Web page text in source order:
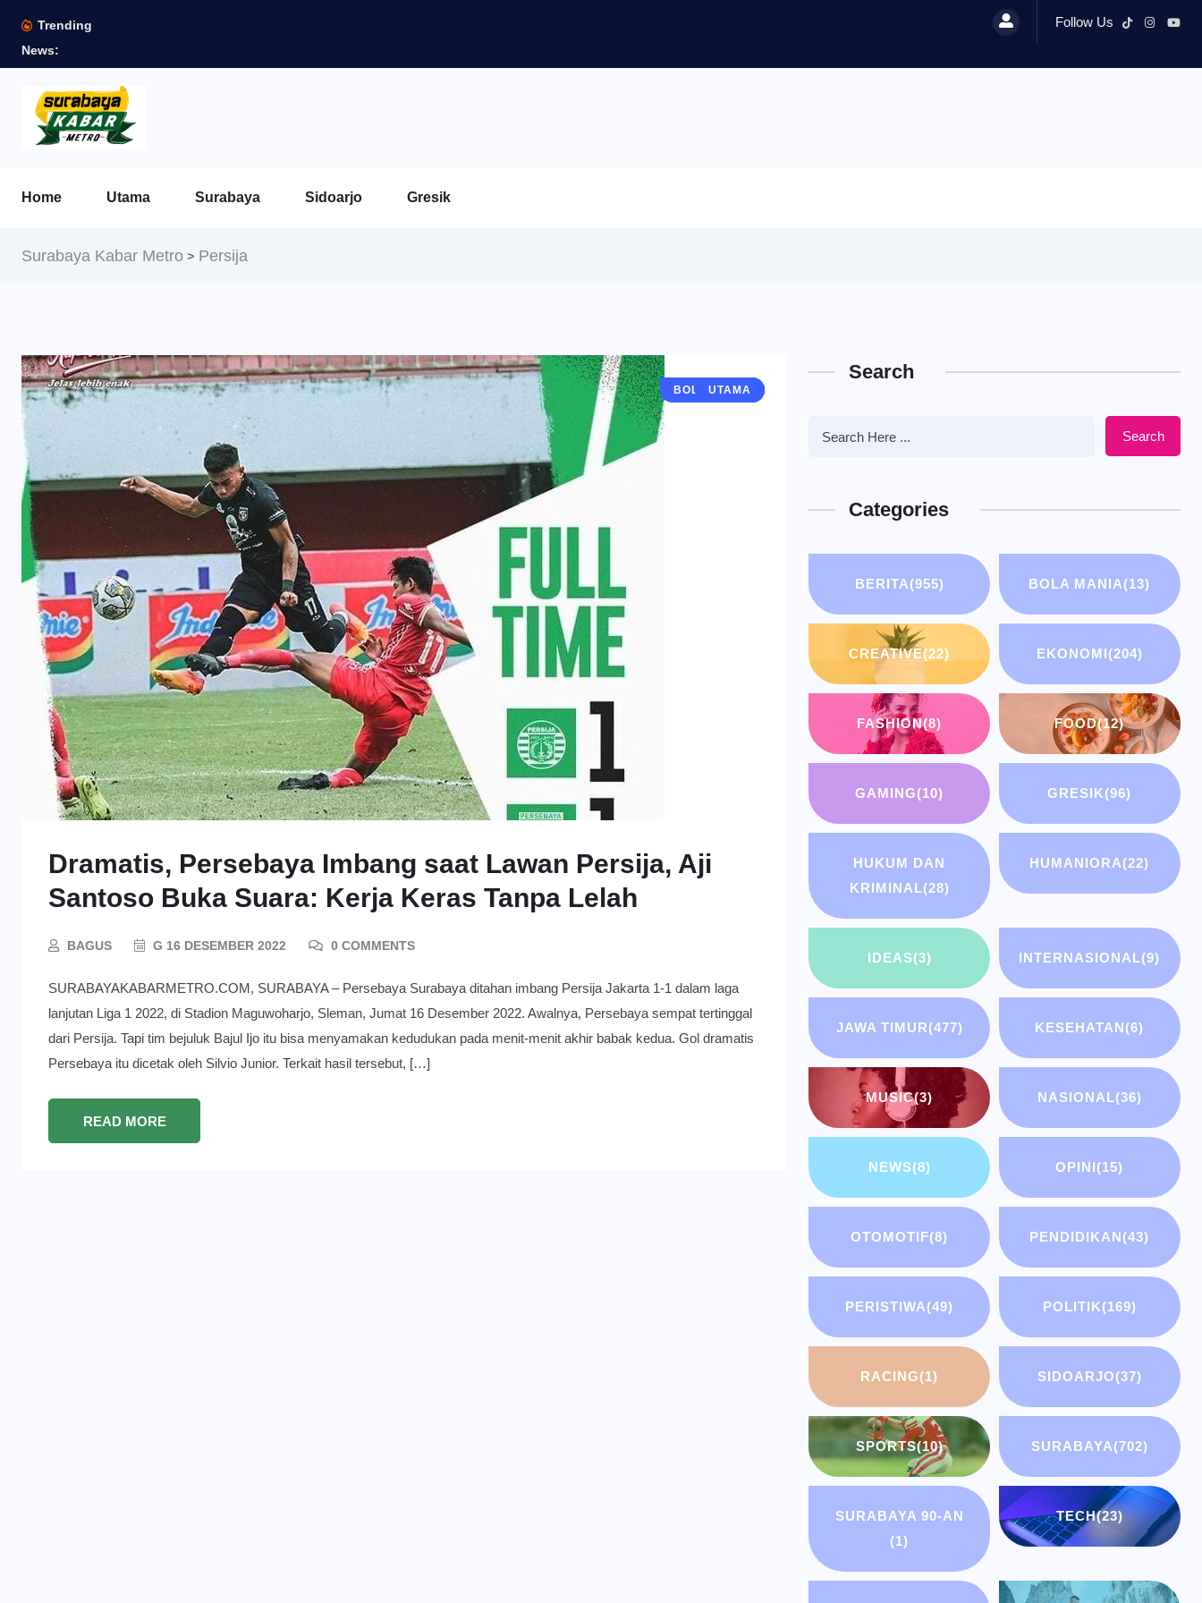
Trending
News:
Follow Us
Home Utama Surabaya Sidoarjo Gresik
Surabaya Kabar Metro > Persija
BERITA
BOLA MANIA
UTAMA
Dramatis, Persebaya Imbang saat Lawan Persija, Aji
Santoso Buka Suara: Kerja Keras Tanpa Lelah
BAGUS G 16 DESEMBER 2022 0 COMMENTS
SURABAYAKABARMETRO.COM, SURABAYA – Persebaya Surabaya ditahan imbang Persija Jakarta 1-1 dalam laga
lanjutan Liga 1 2022, di Stadion Maguwoharjo, Sleman, Jumat 16 Desember 2022. Awalnya, Persebaya sempat tertinggal
dari Persija. Tapi tim bejuluk Bajul Ijo itu bisa menyamakan kedudukan pada menit-menit akhir babak kedua. Gol dramatis
Persebaya itu dicetak oleh Silvio Junior. Terkait hasil tersebut, […]
READ MORE
Search
Search
Categories
BERITA(955) BOLA MANIA(13)
CREATIVE(22) EKONOMI(204)
FASHION(8) FOOD(12)
GAMING(10) GRESIK(96)
HUKUM DAN
KRIMINAL(28)
HUMANIORA(22)
IDEAS(3) INTERNASIONAL(9)
JAWA TIMUR(477) KESEHATAN(6)
MUSIC(3) NASIONAL(36)
NEWS(8) OPINI(15)
OTOMOTIF(8) PENDIDIKAN(43)
PERISTIWA(49) POLITIK(169)
RACING(1) SIDOARJO(37)
SPORTS(10) SURABAYA(702)
SURABAYA 90-AN
(1)
TECH(23)